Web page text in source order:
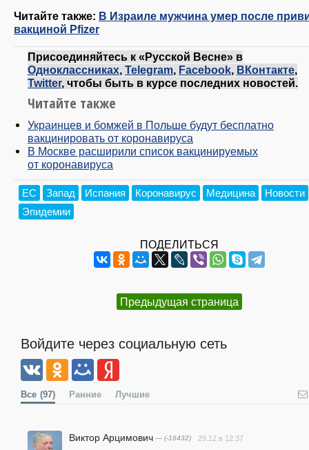
Читайте также: В Израиле мужчина умер после
вакциной Pfizer
Присоединяйтесь к «Русской Весне» в
Одноклассниках, Telegram, Facebook, ВКонтакте,
Twitter, чтобы быть в курсе последних новостей.
Читайте также
Украинцев и бомжей в Польше будут бесплатно
вакцинировать от коронавируса
В Москве расширили список вакцинируемых
от коронавируса
ЕС Запад Испания Коронавирус Медицина
Новости
Эпидемии
ПОДЕЛИТЬСЯ
Предыдущая страница
Войдите через социальную сеть
Все (97) Ранние Лучшие
Виктор Арцимович — (-16432) 29.12 в 12:37